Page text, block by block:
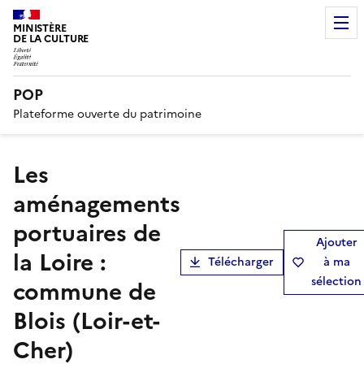
MINISTÈRE
DE LA CULTURE
POP
Plateforme ouverte du patrimoine
Les
aménagements
portuaires de
la Loire :
commune de
Blois (Loir-et-
Cher)
Télécharger
Ajouter
à ma
sélection